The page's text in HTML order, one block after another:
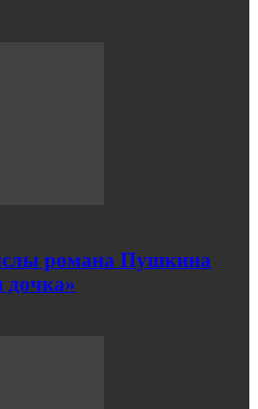
романа Пушкина
дочка»